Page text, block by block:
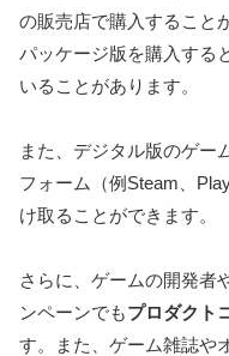
の販売店で購入すること
パッケージ版を購入する
いることがあります。
また、デジタル版のゲー
フォーム（例Steam、
け取ることができます。
さらに、ゲームの開発者
ンペーンでもプロダクト
す。また、ゲーム雑誌や